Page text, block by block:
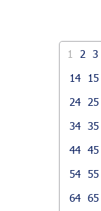
1 2 3
14
15
24
25
34
35
44 45
54
55
64 65